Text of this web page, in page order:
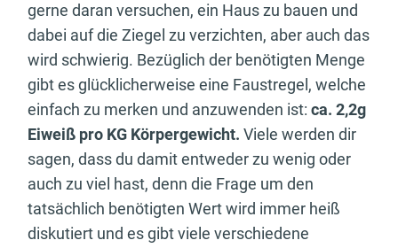
gerne daran versuchen, ein Haus zu bauen und
dabei auf die Ziegel zu verzichten, aber auch das
wird schwierig. Bezüglich der benötigten Menge
gibt es glücklicherweise eine Faustregel, welche
einfach zu merken und anzuwenden ist: ca. 2,2g
Eiweiß pro KG Körpergewicht. Viele werden dir
sagen, dass du damit entweder zu wenig oder
auch zu viel hast, denn die Frage um den
tatsächlich benötigten Wert wird immer heiß
diskutiert und es gibt viele verschiedene